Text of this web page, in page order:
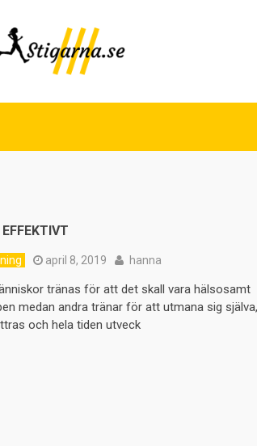
april 8, 2019 hanna
tränas för att det skall vara hälsosamt
medan andra tränar för att utmana sig
och hela tiden utveck